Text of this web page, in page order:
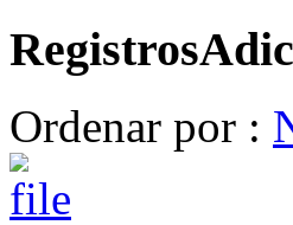
Registros
Ordenar por :